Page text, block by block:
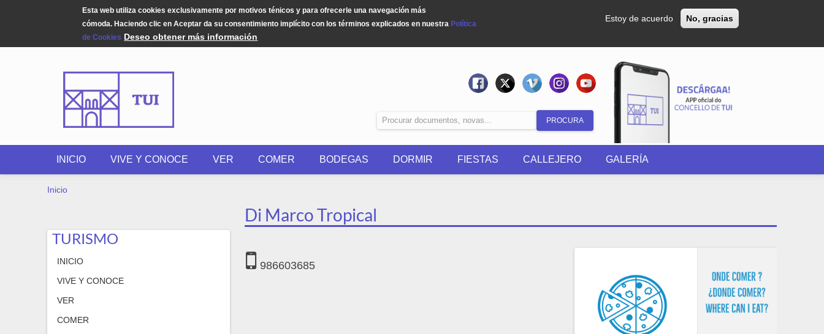
Esta web utiliza cookies exclusivamente por motivos ténicos y para ofrecerle una navegación más
cómoda. Haciendo clic en Aceptar da su consentimiento implícito con los términos explicados en nuestra Política
de Cookies Deseo obtener más información
Estoy de acuerdo No, gracias
Formulario
de
búsqueda
INICIO VIVE Y CONOCE VER COMER BODEGAS DORMIR FIESTAS CALLEJERO GALERÍA
USTED ESTÁ AQUÍ
Inicio
TURISMO
INICIO
VIVE Y CONOCE
VER
COMER
Di Marco Tropical
986603685